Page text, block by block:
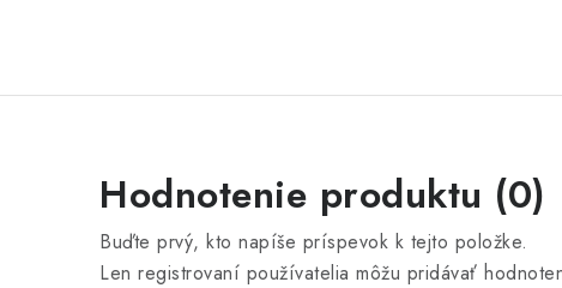
Hodnotenie produktu (0)
Buďte prvý, kto napíše príspevok k tejto položke.
Len registrovaní používatelia môžu pridávať